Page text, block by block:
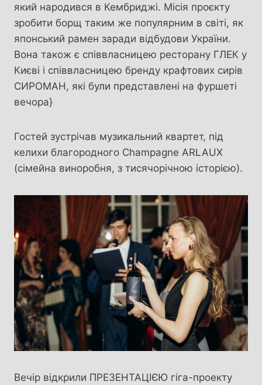
який народився в Кембриджі. Місія проєкту
зробити борщ таким же популярним в світі, як
японський рамен заради відбудови України.
Вона також є співвласницею ресторану ГЛЕК у
Києві і співвласницею бренду крафтових сирів
СИРОМАН, які були представлені на фуршеті
вечора}
Гостей зустрічав музикальний квартет, під
келихи благородного Champagne ARLAUX
(сімейна виноробня, з тисячорічною історією).
Вечір відкрили ПРЕЗЕНТАЦІЄЮ гіга-проекту